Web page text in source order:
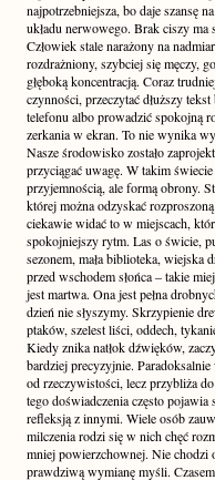
najpotrzebniejsza, bo daje szansę
układu nerwowego. Brak ciszy ma
Człowiek stale narażony na
rozdrażniony, szybciej się męczy,
głęboką koncentracją. Coraz
czynności, przeczytać dłuższy
telefonu albo prowadzić spokojną
zerkania w ekran. To nie wynika
Nasze środowisko zostało
przyciągać uwagę. W takim
przyjemnością, ale formą obrony.
której można odzyskać
ciekawie widać to w miejscach,
spokojniejszy rytm. Las o świcie,
sezonem, mała biblioteka, wiejska
przed wschodem słońca – takie
jest martwa. Ona jest pełna
dzień nie słyszymy. Skrzypienie
ptaków, szelest liści, oddech,
Kiedy znika natłok dźwięków,
bardziej precyzyjnie.
od rzeczywistości, lecz przybliża
tego doświadczenia często pojawia
refleksją z innymi. Wiele osób
milczenia rodzi się w nich chęć
mniej powierzchownej. Nie chodzi
prawdziwą wymianę myśli.